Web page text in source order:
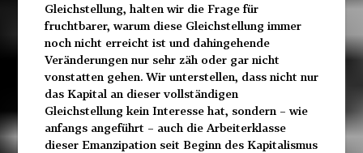
Gleichstellung, halten wir die Frage für
fruchtbarer, warum diese Gleichstellung immer
noch nicht erreicht ist und dahingehende
Veränderungen nur sehr zäh oder gar nicht
vonstatten gehen. Wir unterstellen, dass nicht nur
das Kapital an dieser vollständigen
Gleichstellung kein Interesse hat, sondern – wie
anfangs angeführt – auch die Arbeiterklasse
dieser Emanzipation seit Beginn des Kapitalismus